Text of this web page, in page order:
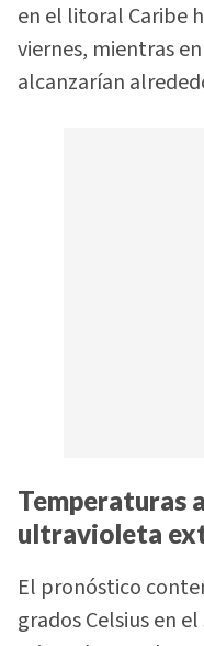
en el litoral Caribe
viernes, mientras
alcanzarían
Temperaturas
ultravioleta
El pronóstico
grados Celsius en